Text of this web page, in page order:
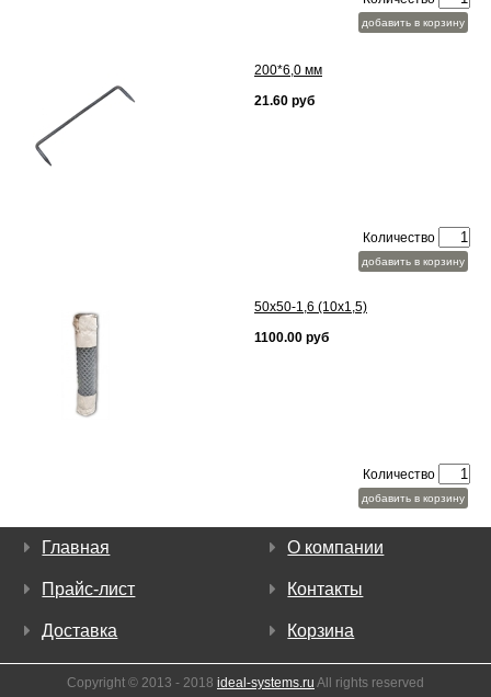
добавить в корзину
200*6,0 мм
21.60 руб
Количество
добавить в корзину
50х50-1,6 (10х1,5)
1100.00 руб
Количество
добавить в корзину
Главная О компании
Прайс-лист Контакты
Доставка Корзина
Copyright © 2013 - 2018 ideal-systems.ru All rights reserved